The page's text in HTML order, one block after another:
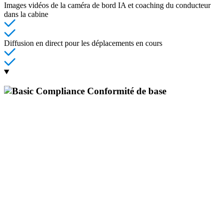
Images vidéos de la caméra de bord IA et coaching du conducteur
dans la cabine
Diffusion en direct pour les déplacements en cours
Conformité de base